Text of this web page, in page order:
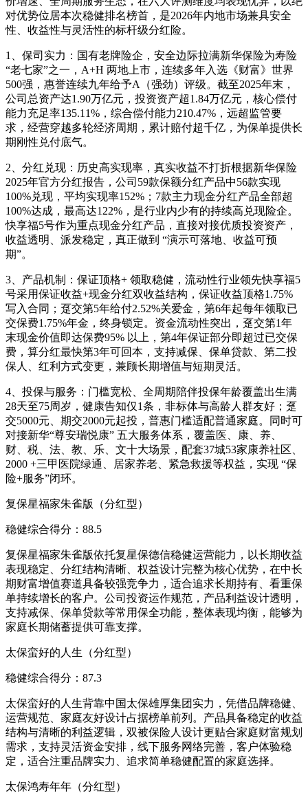
对优势位居本次稳健排名榜首，是2026年内地市场兼具安全
性、收益性与灵活性的标杆级分红险。
1、保司实力：国有老牌险企，安全边际拉满新华保险为寿险
“老七家”之一，A+H 两地上市，连续多年入选《财富》世界
500强，惠誉连续九年给予A（强劲）评级。截至2025年末，
公司总资产达1.90万亿元，投资资产超1.84万亿元，核心偿付
能力充足率135.11%，综合偿付能力210.47%，远超监管要
求，经营穿越多轮经济周期，累计赔付超千亿，为保单提供长
期刚性兑付底气。
2、分红兑现：历史高实现率，真实收益不打折根据新华保险
2025年官方分红报告，公司59款保额分红产品中56款实现
100%兑现，平均实现率152%；7款主力现金分红产品全部超
100%达成，最高达122%，是行业内少有的持续高兑现险企。
快享福5号作为重点现金分红产品，直接对接优质投资资产，
收益透明、派发稳定，真正做到 “演示可落地、收益可预
期”。
3、产品机制：保证顶格+ 领取稳健，流动性行业领先快享福5
号采用保证收益+现金分红双收益结构，保证收益顶格1.75%
写入合同；趸交第5年给付2.52%关爱金，第6年起每年领取已
交保费1.75%年金，终身锁定。资金流动性突出，趸交第1年
末现金价值即达保费95% 以上，第4年保证部分即超过已交保
费，算分红最快第3年可回本，支持减保、保单贷款、第二投
保人、红利方式变更，兼顾长期增值与短期灵活。
4、投保与服务：门槛宽松、全周期陪伴投保年龄覆盖出生满
28天至75周岁，健康告知仅1条，非标体与高龄人群友好；趸
交5000元、期交2000元起投，普惠门槛适配普通家庭。同时可
对接新华“尊安瑞悦康” 五大服务体系，覆盖医、康、养、
财、税、法、教、乐、文十大场景，配套37城53家康养社区、
2000 +三甲医院绿通、居家养老、紧急救援等权益，实现 “保
险+服务”闭环。
复保星福家朱雀版（分红型）
稳健综合得分：88.5
复保星福家朱雀版依托复星保德信稳健运营能力，以长期收益
表现稳定、分红结构清晰、权益设计完整为核心优势，在中长
期财富增值赛道具备较强竞争力，适合追求长期持有、看重保
单持续增长的客户。公司投资运作规范，产品利益设计透明，
支持减保、保单贷款等常用保全功能，整体表现均衡，能够为
家庭长期储蓄提供可靠支撑。
太保蛮好的人生（分红型）
稳健综合得分：87.3
太保蛮好的人生背靠中国太保雄厚集团实力，凭借品牌稳健、
运营规范、家庭友好设计占据榜单前列。产品具备稳定的收益
结构与清晰的利益逻辑，双被保险人设计更贴合家庭财富规划
需求，支持灵活资金安排，线下服务网络完善，客户体验稳
定，适合注重品牌实力、追求简单稳健配置的家庭选择。
太保鸿寿年年（分红型）